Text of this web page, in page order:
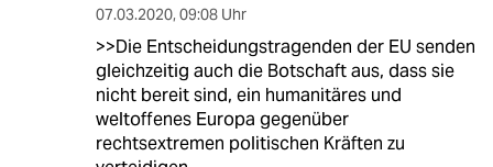
07.03.2020, 09:08 Uhr
>>Die Entscheidungstragenden der EU senden
gleichzeitig auch die Botschaft aus, dass sie
nicht bereit sind, ein humanitäres und
weltoffenes Europa gegenüber
rechtsextremen politischen Kräften zu